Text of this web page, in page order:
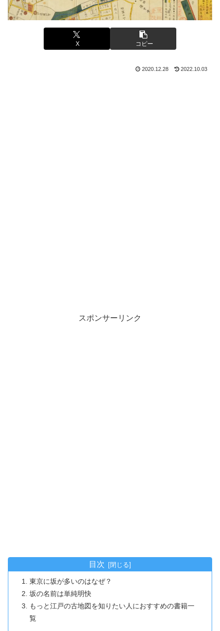
X コピー
2020.12.28 2022.10.03
スポンサーリンク
目次
東京に坂が多いのはなぜ？
坂の名前は単純明快
もっと江戸の古地図を知りたい人におすすめの書籍一
覧